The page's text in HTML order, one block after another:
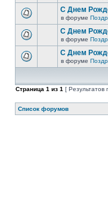
С Днем
в форуме
С Днем
в форуме
С Днем
в форуме
Страница 1 из 1 [ Результатов
Список форумов